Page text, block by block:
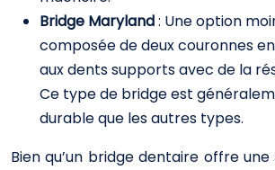
Bridge Maryland: Une option
composée de deux couronnes
aux dents supports avec de la
Ce type de bridge est
durable que les autres types.
Bien qu’un bridge dentaire offre